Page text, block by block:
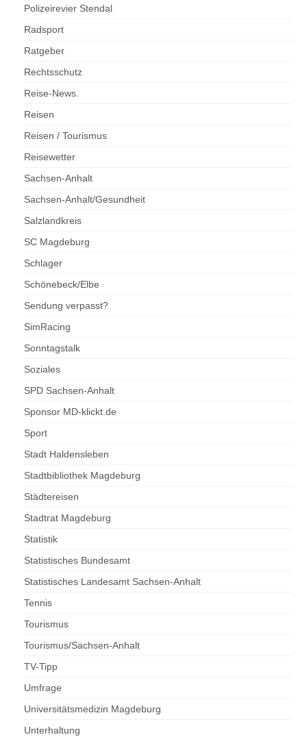
Polizeirevier Stendal
Radsport
Ratgeber
Rechtsschutz
Reise-News.
Reisen
Reisen / Tourismus
Reisewetter
Sachsen-Anhalt
Sachsen-Anhalt/Gesundheit
Salzlandkreis
SC Magdeburg
Schlager
Schönebeck/Elbe
Sendung verpasst?
SimRacing
Sonntagstalk
Soziales
SPD Sachsen-Anhalt
Sponsor MD-klickt.de
Sport
Stadt Haldensleben
Stadtbibliothek Magdeburg
Städtereisen
Stadtrat Magdeburg
Statistik
Statistisches Bundesamt
Statistisches Landesamt Sachsen-Anhalt
Tennis
Tourismus
Tourismus/Sachsen-Anhalt
TV-Tipp
Umfrage
Universitätsmedizin Magdeburg
Unterhaltung